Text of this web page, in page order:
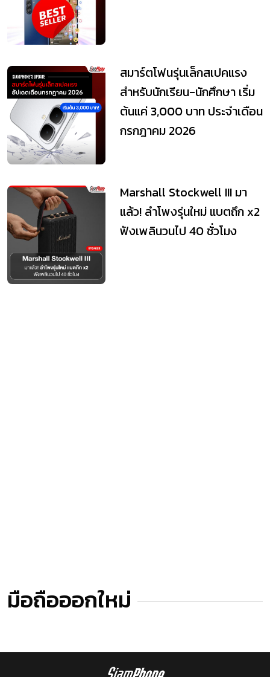
สมาร์ตโฟนรุ่นเล็กสเปคแรง
สำหรับนักเรียน-นักศึกษา เริ่ม
ต้นแค่ 3,000 บาท ประจำเดือน
กรกฎาคม 2026
Marshall Stockwell III มา
แล้ว! ลำโพงรุ่นใหม่ แบตถึก x2
ฟังเพลินวนไป 40 ชั่วโมง
มือถือออกใหม่